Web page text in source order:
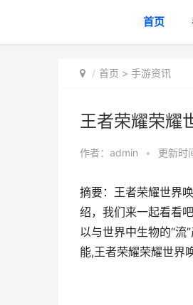
首页
首页 > 手游资讯
王者荣耀荣耀
作者： admin • 更新时
摘要：王者荣耀世界
绍，我们来一起看看
以与世界中生物的“流
能,王者荣耀荣耀世界